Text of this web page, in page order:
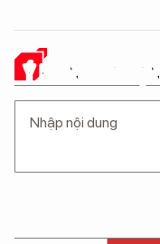
Ý KIẾN CỦA BẠN